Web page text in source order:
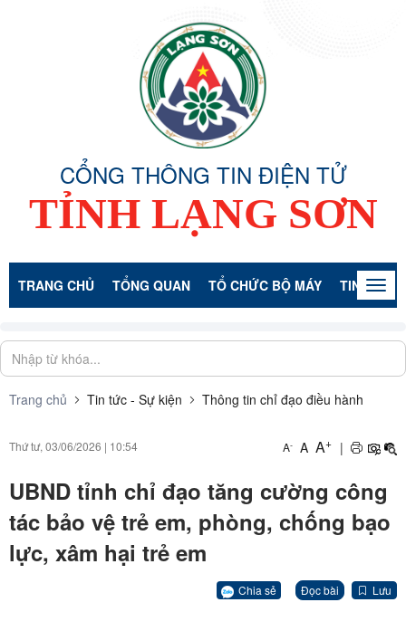
CỔNG THÔNG TIN ĐIỆN TỬ
TỈNH LẠNG SƠN
TRANG CHỦ TỔNG QUAN TỔ CHỨC BỘ MÁY TIN TỨC -
Trang chủ Tin tức - Sự kiện Thông tin chỉ đạo điều hành
Thứ tư, 03/06/2026 | 10:54 A- A A+ |
UBND tỉnh chỉ đạo tăng cường công
tác bảo vệ trẻ em, phòng, chống bạo
lực, xâm hại trẻ em
Chia sẻ Đọc bài Lưu